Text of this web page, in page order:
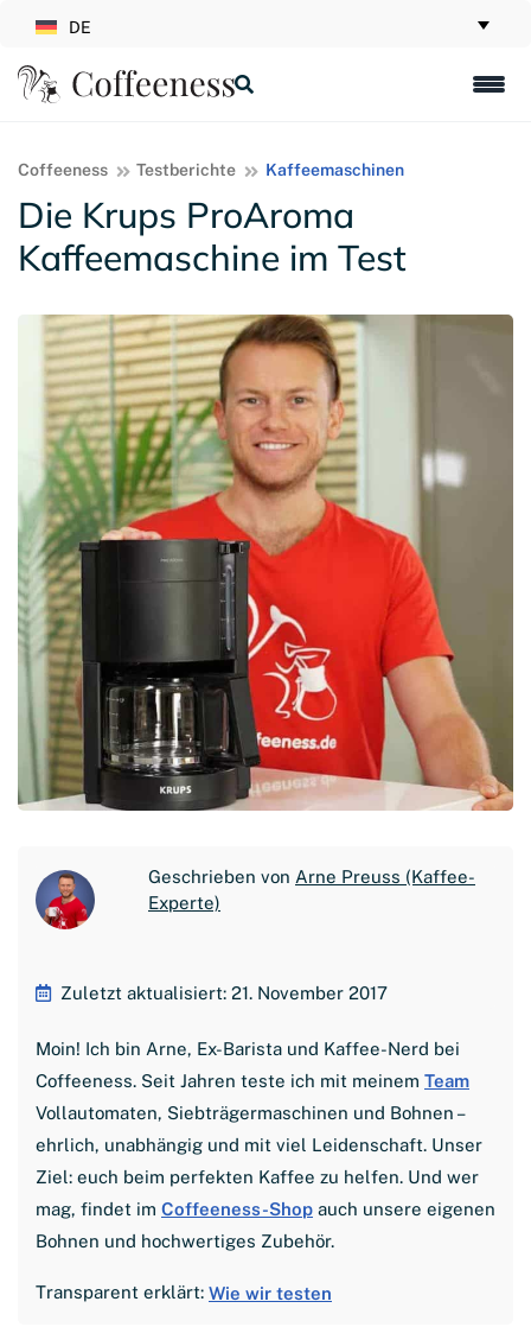
DE
Coffeeness Testberichte Kaffeemaschinen
Die Krups ProAroma
Kaffeemaschine im Test
Geschrieben von Arne Preuss (Kaffee-
Experte)
Zuletzt aktualisiert: 21. November 2017
Moin! Ich bin Arne, Ex-Barista und Kaffee-Nerd bei
Coffeeness. Seit Jahren teste ich mit meinem Team
Vollautomaten, Siebträgermaschinen und Bohnen –
ehrlich, unabhängig und mit viel Leidenschaft. Unser
Ziel: euch beim perfekten Kaffee zu helfen. Und wer
mag, findet im Coffeeness-Shop auch unsere eigenen
Bohnen und hochwertiges Zubehör.
Transparent erklärt: Wie wir testen